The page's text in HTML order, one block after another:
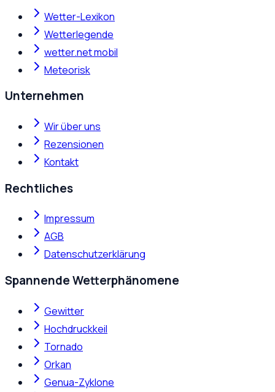
Wetter-Lexikon
Wetterlegende
wetter.net mobil
Meteorisk
Unternehmen
Wir über uns
Rezensionen
Kontakt
Rechtliches
Impressum
AGB
Datenschutzerklärung
Spannende Wetterphänomene
Gewitter
Hochdruckkeil
Tornado
Orkan
Genua-Zyklone